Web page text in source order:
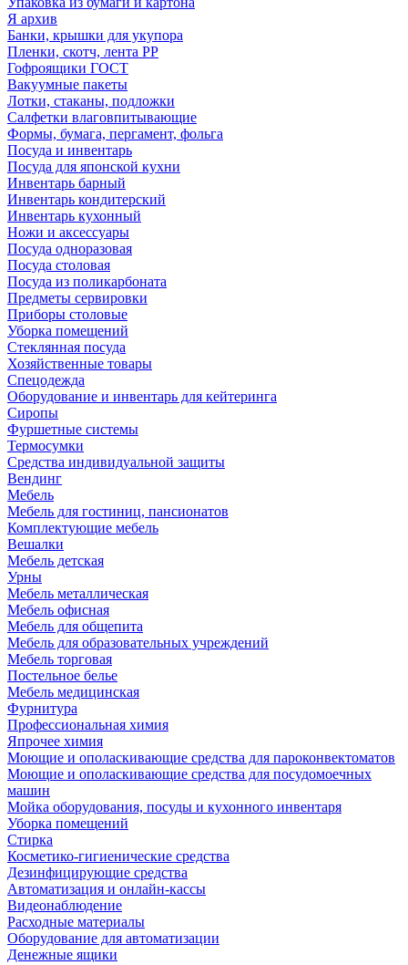
Я архив
Банки, крышки для укупора
Пленки, скотч, лента РР
Гофроящики ГОСТ
Вакуумные пакеты
Лотки, стаканы, подложки
Салфетки влаговпитывающие
Формы, бумага, пергамент, фольга
Посуда и инвентарь
Посуда для японской кухни
Инвентарь барный
Инвентарь кондитерский
Инвентарь кухонный
Ножи и аксессуары
Посуда одноразовая
Посуда столовая
Посуда из поликарбоната
Предметы сервировки
Приборы столовые
Уборка помещений
Стеклянная посуда
Хозяйственные товары
Спецодежда
Оборудование и инвентарь для кейтеринга
Сиропы
Фуршетные системы
Термосумки
Средства индивидуальной защиты
Вендинг
Мебель
Мебель для гостиниц, пансионатов
Комплектующие мебель
Вешалки
Мебель детская
Урны
Мебель металлическая
Мебель офисная
Мебель для общепита
Мебель для образовательных учреждений
Мебель торговая
Постельное белье
Мебель медицинская
Фурнитура
Профессиональная химия
Япрочее химия
Моющие и ополаскивающие средства для пароконвектоматов
Моющие и ополаскивающие средства для посудомоечных
машин
Мойка оборудования, посуды и кухонного инвентаря
Уборка помещений
Стирка
Косметико-гигиенические средства
Дезинфицирующие средства
Автоматизация и онлайн-кассы
Видеонаблюдение
Расходные материалы
Оборудование для автоматизации
Денежные ящики